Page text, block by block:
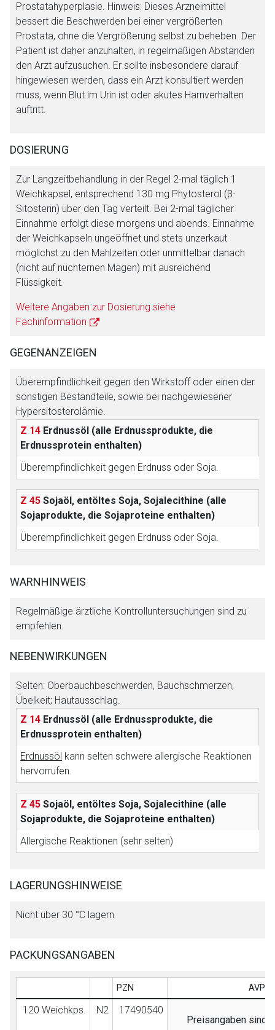
Prostatahyperplasie. Hinweis: Dieses Arzneimittel
bessert die Beschwerden bei einer vergrößerten
Prostata, ohne die Vergrößerung selbst zu beheben. Der
Patient ist daher anzuhalten, in regelmäßigen Abständen
den Arzt aufzusuchen. Er sollte insbesondere darauf
hingewiesen werden, dass ein Arzt konsultiert werden
muss, wenn Blut im Urin ist oder akutes Harnverhalten
auftritt.
DOSIERUNG
Zur Langzeitbehandlung in der Regel 2-mal täglich 1
Weichkapsel, entsprechend 130 mg Phytosterol (β-
Sitosterin) über den Tag verteilt. Bei 2-mal täglicher
Einnahme erfolgt diese morgens und abends. Einnahme
der Weichkapseln ungeöffnet und stets unzerkaut
möglichst zu den Mahlzeiten oder unmittelbar danach
(nicht auf nüchternen Magen) mit ausreichend
Flüssigkeit.
Weitere Angaben zur Dosierung siehe
Fachinformation
GEGENANZEIGEN
Überempfindlichkeit gegen den Wirkstoff oder einen der
sonstigen Bestandteile, sowie bei nachgewiesener
Hypersitosterolämie.
Z 14 Erdnussöl (alle Erdnussprodukte, die
Erdnussprotein enthalten)
Überempfindlichkeit gegen Erdnuss oder Soja.
Z 45 Sojaöl, entöltes Soja, Sojalecithine (alle
Sojaprodukte, die Sojaproteine enthalten)
Überempfindlichkeit gegen Erdnuss oder Soja.
WARNHINWEIS
Regelmäßige ärztliche Kontrolluntersuchungen sind zu
empfehlen.
NEBENWIRKUNGEN
Selten: Oberbauchbeschwerden, Bauchschmerzen,
Übelkeit; Hautausschlag.
Z 14 Erdnussöl (alle Erdnussprodukte, die
Erdnussprotein enthalten)
Erdnussöl kann selten schwere allergische Reaktionen
hervorrufen.
Z 45 Sojaöl, entöltes Soja, Sojalecithine (alle
Sojaprodukte, die Sojaproteine enthalten)
Allergische Reaktionen (sehr selten)
LAGERUNGSHINWEISE
Nicht über 30 °C lagern
PACKUNGSANGABEN
PZN AVP
120 Weichkps. N2
17490540
Preisangaben sind
Aufruf einer externen Seite
Der von Ihnen aufgerufene Link öffnet eine externe Web-
Seite. Für die Inhalte der externen Web-Seite ist deren
Datenschutzbestimmungen.
Zurück zur rote-liste.de